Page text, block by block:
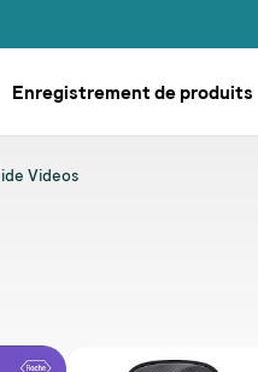
Enregistrement de produits
Videos